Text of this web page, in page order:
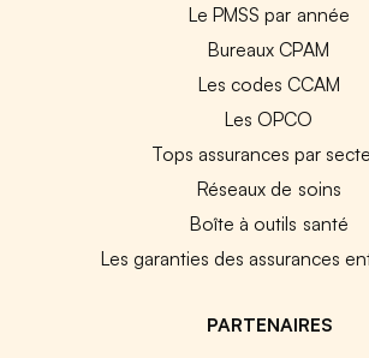
Le PMSS par année
Bureaux CPAM
Les codes CCAM
Les OPCO
Tops assurances par
Réseaux de soins
Boîte à outils santé
Les garanties des assurances
PARTENAIRES